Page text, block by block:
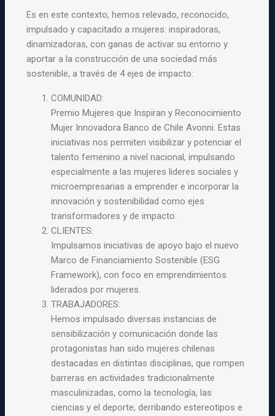
Es en este contexto, hemos relevado, reconocido,
impulsado y capacitado a mujeres: inspiradoras,
dinamizadoras, con ganas de activar su entorno y
aportar a la construcción de una sociedad más
sostenible, a través de 4 ejes de impacto:
COMUNIDAD:
Premio Mujeres que Inspiran y Reconocimiento
Mujer Innovadora Banco de Chile Avonni. Estas
iniciativas nos permiten visibilizar y potenciar el
talento femenino a nivel nacional, impulsando
especialmente a las mujeres lideres sociales y
microempresarias a emprender e incorporar la
innovación y sostenibilidad como ejes
transformadores y de impacto.
CLIENTES:
Impulsamos iniciativas de apoyo bajo el nuevo
Marco de Financiamiento Sostenible (ESG
Framework), con foco en emprendimientos
liderados por mujeres.
TRABAJADORES:
Hemos impulsado diversas instancias de
sensibilización y comunicación donde las
protagonistas han sido mujeres chilenas
destacadas en distintas disciplinas, que rompen
barreras en actividades tradicionalmente
masculinizadas, como la tecnología, las
ciencias y el deporte, derribando estereotipos e